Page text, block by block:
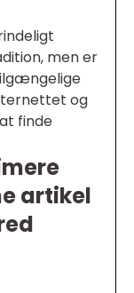
men er
og
finde
artikel